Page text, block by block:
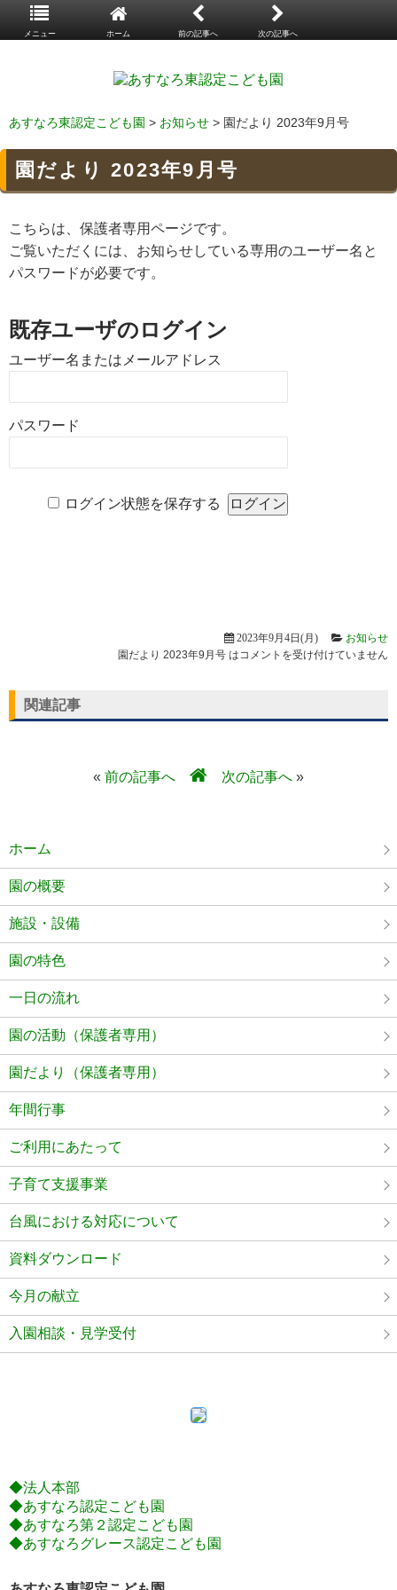
あすなろ東認定こども園 > お知らせ > 園だより 2023年9月号
園だより 2023年9月号
こちらは、保護者専用ページです。
ご覧いただくには、お知らせしている専用のユーザー名と
パスワードが必要です。
既存ユーザのログイン
ユーザー名またはメールアドレス
パスワード
ログイン状態を保存する
2023年9月4日(月) お知らせ
園だより 2023年9月号 はコメントを受け付けていません
関連記事
« 前の記事へ 次の記事へ »
ホーム
園の概要
施設・設備
園の特色
一日の流れ
園の活動（保護者専用）
園だより（保護者専用）
年間行事
ご利用にあたって
子育て支援事業
台風における対応について
資料ダウンロード
今月の献立
入園相談・見学受付
◆法人本部
◆あすなろ認定こども園
◆あすなろ第２認定こども園
◆あすなろグレース認定こども園
メニュー ホーム 前の記事へ 次の記事へ